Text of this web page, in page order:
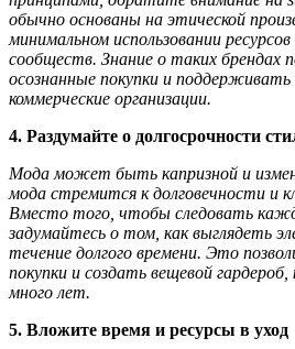
обычно основаны на этической
минимальном использовании
сообществ. Знание о таких
осознанные покупки и
коммерческие организации.
4. Раздумайте о долгосрочности
Мода может быть капризной и
мода стремится к долговечности и
Вместо того, чтобы следовать
задумайтесь о том, как выглядеть
течение долгого времени. Это
покупки и создать вещевой
много лет.
5. Вложите время и ресурсы в уход